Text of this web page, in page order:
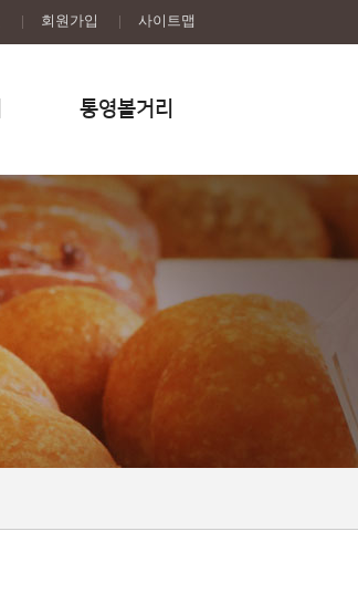
| 회원가입 | 사이트맵
통영볼거리